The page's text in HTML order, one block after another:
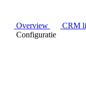
Overview CRM
Configuratie